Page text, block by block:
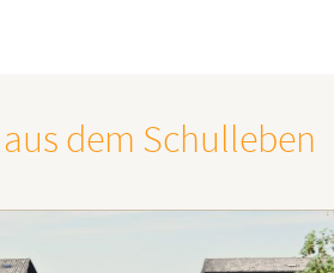
dem Schulleben